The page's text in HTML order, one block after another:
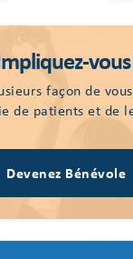
façon de
de patients et de
Devenez Bénévole